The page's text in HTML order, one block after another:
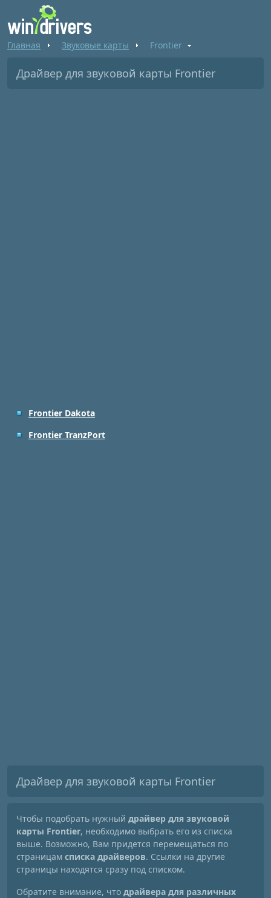
Главная Звуковые карты Frontier
Драйвер для звуковой карты Frontier
Frontier Dakota
Frontier TranzPort
Драйвер для звуковой карты Frontier
Чтобы подобрать нужный драйвер для звуковой
карты Frontier, необходимо выбрать его из списка
выше. Возможно, Вам придется перемещаться по
страницам списка драйверов. Ссылки на другие
страницы находятся сразу под списком.
Обратите внимание, что драйвера для различных